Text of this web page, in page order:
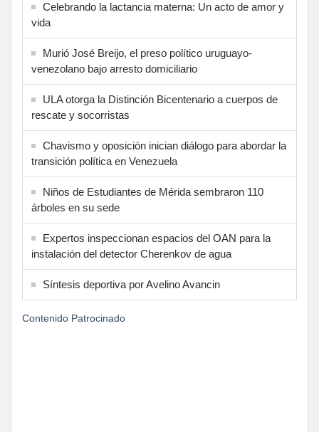
Celebrando la lactancia materna: Un acto de amor y
vida
Murió José Breijo, el preso político uruguayo-
venezolano bajo arresto domiciliario
ULA otorga la Distinción Bicentenario a cuerpos de
rescate y socorristas
Chavismo y oposición inician diálogo para abordar la
transición política en Venezuela
Niños de Estudiantes de Mérida sembraron 110
árboles en su sede
Expertos inspeccionan espacios del OAN para la
instalación del detector Cherenkov de agua
Síntesis deportiva por Avelino Avancin
Contenido Patrocinado